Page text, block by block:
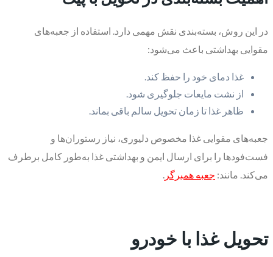
در این روش، بسته‌بندی نقش مهمی دارد. استفاده از جعبه‌های
مقوایی بهداشتی باعث می‌شود:
غذا دمای خود را حفظ کند.
از نشت مایعات جلوگیری شود.
ظاهر غذا تا زمان تحویل سالم باقی بماند.
جعبه‌های مقوایی غذا مخصوص دلیوری، نیاز رستوران‌ها و
فست‌فودها را برای ارسال ایمن و بهداشتی غذا به‌طور کامل برطرف
می‌کند. مانند: جعبه همبرگر
تحویل غذا با خودرو